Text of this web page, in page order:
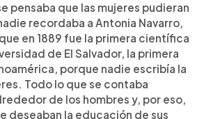
pensaba que las mujeres pudieran
recordaba a Antonia Navarro,
en 1889 fue la primera científica
de El Salvador, la primera
porque nadie escribía la
Todo lo que se contaba
de los hombres y, por eso,
deseaban la educación de sus